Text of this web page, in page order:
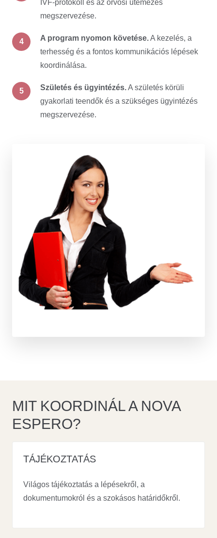
IVF-protokoll és az orvosi ütemezés
megszervezése.
A program nyomon követése.A kezelés, a
terhesség és a fontos kommunikációs lépések
koordinálása.
Születés és ügyintézés.A születés körüli
gyakorlati teendők és a szükséges ügyintézés
megszervezése.
MIT KOORDINÁL A NOVA
ESPERO?
TÁJÉKOZTATÁS
Világos tájékoztatás a lépésekről, a
dokumentumokról és a szokásos határidőkről.